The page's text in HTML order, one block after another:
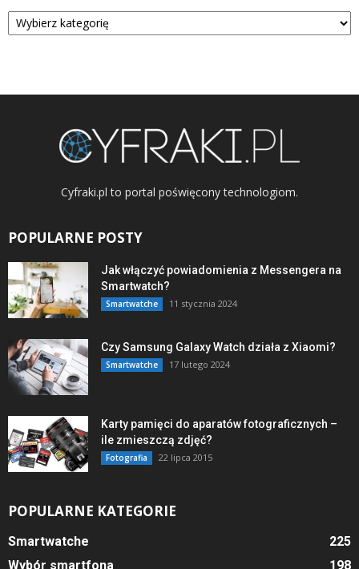
Kategorie
Cyfraki.pl to portal poświęcony technologiom.
POPULARNE POSTY
Jak włączyć powiadomienia z Messengera na
Smartwatch?
Smartwatche 11 stycznia 2024
Czy Samsung Galaxy Watch działa z Xiaomi?
Smartwatche 17 lutego 2024
Karty pamięci do aparatów fotograficznych –
ile zmieszczą zdjęć?
Fotografia 22 lipca 2015
POPULARNE KATEGORIE
Smartwatche
225
Wybór smartfona
198